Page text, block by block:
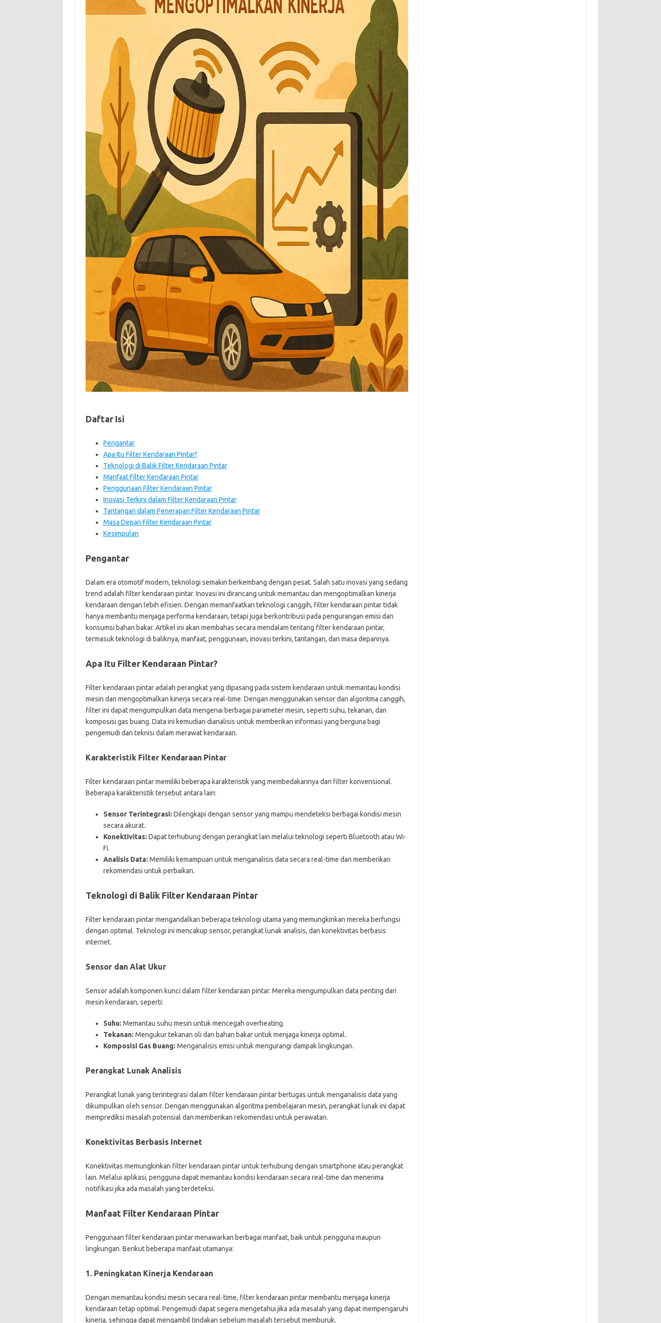
Daftar Isi
Pengantar
Apa Itu Filter Kendaraan Pintar?
Teknologi di Balik Filter Kendaraan Pintar
Manfaat Filter Kendaraan Pintar
Penggunaan Filter Kendaraan Pintar
Inovasi Terkini dalam Filter Kendaraan Pintar
Tantangan dalam Penerapan Filter Kendaraan Pintar
Masa Depan Filter Kendaraan Pintar
Kesimpulan
Pengantar
Dalam era otomotif modern, teknologi semakin berkembang dengan pesat. Salah satu inovasi yang sedang
trend adalah filter kendaraan pintar. Inovasi ini dirancang untuk memantau dan mengoptimalkan kinerja
kendaraan dengan lebih efisien. Dengan memanfaatkan teknologi canggih, filter kendaraan pintar tidak
hanya membantu menjaga performa kendaraan, tetapi juga berkontribusi pada pengurangan emisi dan
konsumsi bahan bakar. Artikel ini akan membahas secara mendalam tentang filter kendaraan pintar,
termasuk teknologi di baliknya, manfaat, penggunaan, inovasi terkini, tantangan, dan masa depannya.
Apa Itu Filter Kendaraan Pintar?
Filter kendaraan pintar adalah perangkat yang dipasang pada sistem kendaraan untuk memantau kondisi
mesin dan mengoptimalkan kinerja secara real-time. Dengan menggunakan sensor dan algoritma canggih,
filter ini dapat mengumpulkan data mengenai berbagai parameter mesin, seperti suhu, tekanan, dan
komposisi gas buang. Data ini kemudian dianalisis untuk memberikan informasi yang berguna bagi
pengemudi dan teknisi dalam merawat kendaraan.
Karakteristik Filter Kendaraan Pintar
Filter kendaraan pintar memiliki beberapa karakteristik yang membedakannya dari filter konvensional.
Beberapa karakteristik tersebut antara lain:
Sensor Terintegrasi: Dilengkapi dengan sensor yang mampu mendeteksi berbagai kondisi mesin
secara akurat.
Konektivitas: Dapat terhubung dengan perangkat lain melalui teknologi seperti Bluetooth atau Wi-
Fi.
Analisis Data: Memiliki kemampuan untuk menganalisis data secara real-time dan memberikan
rekomendasi untuk perbaikan.
Teknologi di Balik Filter Kendaraan Pintar
Filter kendaraan pintar mengandalkan beberapa teknologi utama yang memungkinkan mereka berfungsi
dengan optimal. Teknologi ini mencakup sensor, perangkat lunak analisis, dan konektivitas berbasis
internet.
Sensor dan Alat Ukur
Sensor adalah komponen kunci dalam filter kendaraan pintar. Mereka mengumpulkan data penting dari
mesin kendaraan, seperti:
Suhu: Memantau suhu mesin untuk mencegah overheating.
Tekanan: Mengukur tekanan oli dan bahan bakar untuk menjaga kinerja optimal.
Komposisi Gas Buang: Menganalisis emisi untuk mengurangi dampak lingkungan.
Perangkat Lunak Analisis
Perangkat lunak yang terintegrasi dalam filter kendaraan pintar bertugas untuk menganalisis data yang
dikumpulkan oleh sensor. Dengan menggunakan algoritma pembelajaran mesin, perangkat lunak ini dapat
memprediksi masalah potensial dan memberikan rekomendasi untuk perawatan.
Konektivitas Berbasis Internet
Konektivitas memungkinkan filter kendaraan pintar untuk terhubung dengan smartphone atau perangkat
lain. Melalui aplikasi, pengguna dapat memantau kondisi kendaraan secara real-time dan menerima
notifikasi jika ada masalah yang terdeteksi.
Manfaat Filter Kendaraan Pintar
Penggunaan filter kendaraan pintar menawarkan berbagai manfaat, baik untuk pengguna maupun
lingkungan. Berikut beberapa manfaat utamanya:
1. Peningkatan Kinerja Kendaraan
Dengan memantau kondisi mesin secara real-time, filter kendaraan pintar membantu menjaga kinerja
kendaraan tetap optimal. Pengemudi dapat segera mengetahui jika ada masalah yang dapat mempengaruhi
kinerja, sehingga dapat mengambil tindakan sebelum masalah tersebut memburuk.